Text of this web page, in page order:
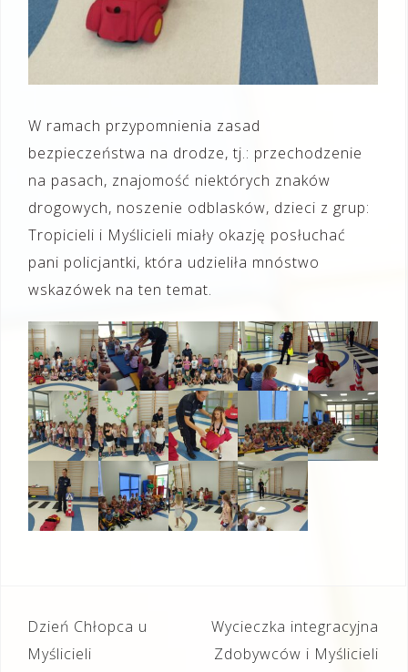
W ramach przypomnienia zasad
bezpieczeństwa na drodze, tj.: przechodzenie
na pasach, znajomość niektórych znaków
drogowych, noszenie odblasków, dzieci z grup:
Tropicieli i Myślicieli miały okazję posłuchać
pani policjantki, która udzieliła mnóstwo
wskazówek na ten temat.
Nawigacja
wpisu
Dzień Chłopca u
Myślicieli
Wycieczka integracyjna
Zdobywców i Myślicieli